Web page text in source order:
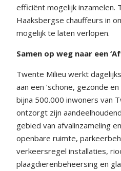
efficiënt mogelijk inzamelen.
Haaksbergse chauffeurs in
mogelijk te laten verlopen.
Samen op weg naar een
Twente Milieu werkt
aan een ‘schone, gezonde
bijna 500.000 inwoners van
ontzorgt zijn
gebied van afvalinzameling
openbare ruimte,
verkeersregel installaties,
plaagdierenbeheersing en